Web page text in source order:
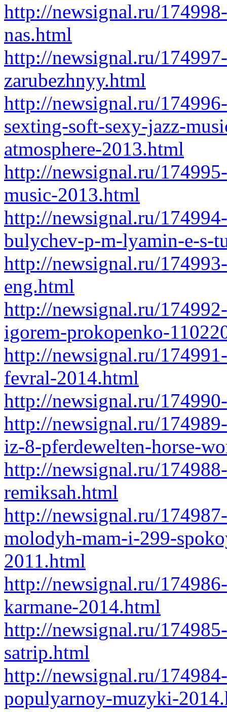
http://newsignal.ru/
nas.html
http://newsignal.ru/
zarubezhnyy.html
http://newsignal.ru/
sexting-soft-sexy-jazz-
atmosphere-2013.html
http://newsignal.ru/
music-2013.html
http://newsignal.ru/
bulychev-p-m-lyamin-e-s-
http://newsignal.ru/
eng.html
http://newsignal.ru/
igorem-prokopenko-
http://newsignal.ru/
fevral-2014.html
http://newsignal.ru/
http://newsignal.ru/
iz-8-pferdewelten-horse-
http://newsignal.ru/
remiksah.html
http://newsignal.ru/
molodyh-mam-i-299-
2011.html
http://newsignal.ru/
karmane-2014.html
http://newsignal.ru/
satrip.html
http://newsignal.ru/
populyarnoy-muzyki-